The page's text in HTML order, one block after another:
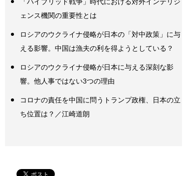
ェンス機関の重要性とは
ロシアのウクライナ侵略が日本の「対中政策」に与
える影響。中国は漁夫の利を得ようとしている？
ロシアのウクライナ侵略が日本に与える深刻な影
響。他人事ではない3つの理由
コロナの責任を中国に問うトランプ政権、日本の立
ち位置は？／江崎道朗